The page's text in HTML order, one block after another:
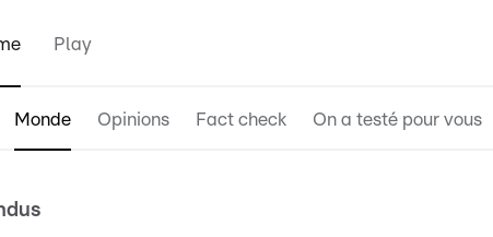
Play
Monde Opinions Fact check On a testé pour vous